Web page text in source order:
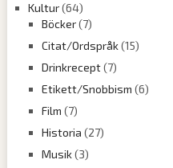
Kultur(64)
Böcker(7)
Citat/Ordspråk(15)
Drinkrecept(7)
Etikett/Snobbism (6)
Film (7)
Historia (27)
Musik(3)